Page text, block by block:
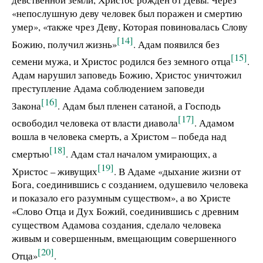
«непослушную деву человек был поражен и смертию
умер», «также чрез Деву, Которая повиновалась Слову
Божию, получил жизнь»[14]. Адам появился без
семени мужа, и Христос родился без земного отца[15].
Адам нарушил заповедь Божию, Христос уничтожил
преступление Адама соблюдением заповеди
Закона[16]. Адам был пленен сатаной, а Господь
освободил человека от власти диавола[17]. Адамом
вошла в человека смерть, а Христом – победа над
смертью[18]. Адам стал началом умирающих, а
Христос – живущих[19]. В Адаме «дыхание жизни от
Бога, соединившись с созданием, одушевило человека
и показало его разумным существом», а во Христе
«Слово Отца и Дух Божий, соединившись с древним
существом Адамова создания, сделало человека
живым и совершенным, вмещающим совершенного
Отца»[20].